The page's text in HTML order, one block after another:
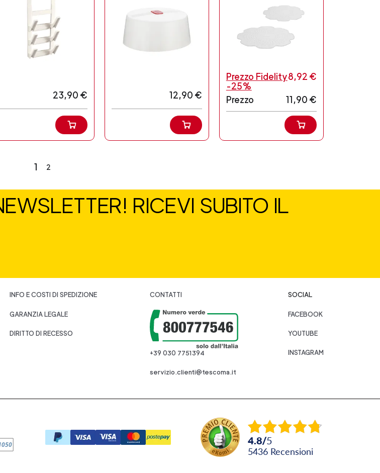
23,90 € 12,90 €
Prezzo Fidelity
-25%
8,92 €
Prezzo 11,90 €
1 2
RICEVI SUBITO IL
INFO E COSTI DI SPEDIZIONE
GARANZIA LEGALE
DIRITTO DI RECESSO
CONTATTI
+39 030 7751394
servizio.clienti@tescoma.it
SOCIAL
FACEBOOK
YOUTUBE
INSTAGRAM
4.8/5
5436 recensioni